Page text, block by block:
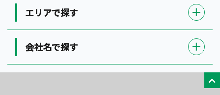
エリアで探す
会社名で探す